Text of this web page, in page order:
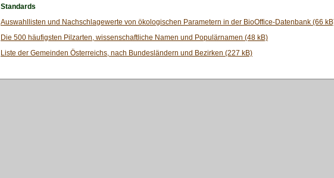
Standards
Auswahllisten und Nachschlagewerte von ökologischen Parametern in der BioOffice-Datenbank (66
Die 500 häufigsten Pilzarten, wissenschaftliche Namen und Populärnamen (48 kB)
Liste der Gemeinden Österreichs, nach Bundesländern und Bezirken (227 kB)